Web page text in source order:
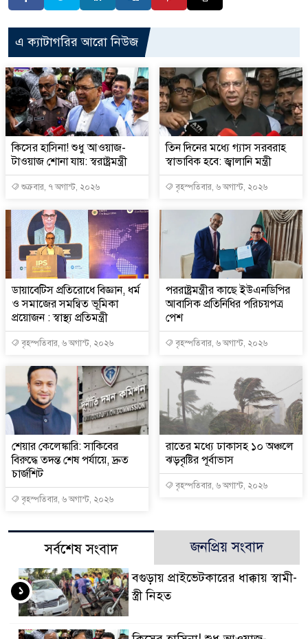
এ ক্যাটাগরির আরো নিউজ
কিসের হাসিনা! শুধু আওয়াজ-
টাওয়াজ শোনা যায়: স্বরাষ্ট্রমন্ত্রী
শুক্রবার, ৭ অগাস্ট, ২০২৬
তিন দিনের মধ্যে গ্যাস সরবরাহ
স্বাভাবিক হবে: জ্বালানি মন্ত্রী
বৃহস্পতিবার, ৬ অগাস্ট, ২০২৬
ডায়াবেটিস প্রতিরোধে বিজ্ঞান, ধর্ম
ও সমাজের সমন্বিত ভূমিকা
প্রয়োজন : স্বাস্থ্য প্রতিমন্ত্রী
বৃহস্পতিবার, ৬ অগাস্ট, ২০২৬
পররাষ্ট্রমন্ত্রীর কা‌ছে ইউএনডিপির
আবাসিক প্রতিনিধির পরিচয়পত্র
পেশ
বৃহস্পতিবার, ৬ অগাস্ট, ২০২৬
শেয়ার কেলেঙ্কারি: সাকিবের
বিরুদ্ধে তদন্ত শেষ পর্যায়ে, দ্রুত
চার্জশিট
বৃহস্পতিবার, ৬ অগাস্ট, ২০২৬
রাতের মধ্যে ঢাকাসহ ১০ অঞ্চলে
ঝড়বৃষ্টির পূর্বাভাস
বৃহস্পতিবার, ৬ অগাস্ট, ২০২৬
সর্বশেষ সংবাদ জনপ্রিয় সংবাদ
বগুড়ায় প্রাইভেটকারের ধাক্কায় স্বামী-
স্ত্রী নিহত
১